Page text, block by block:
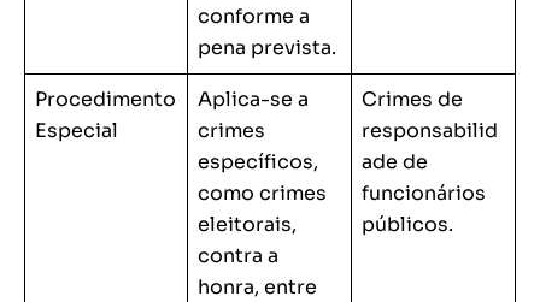
conforme a
pena prevista.
Procedimento
Especial
Aplica-se a
crimes
específicos,
como crimes
eleitorais,
contra a
honra, entre
Crimes de
responsabilid
ade de
funcionários
públicos.